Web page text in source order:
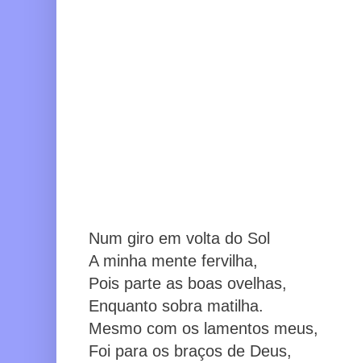
Num giro em volta do Sol
A minha mente fervilha,
Pois parte as boas ovelhas,
Enquanto sobra matilha.
Mesmo com os lamentos meus,
Foi para os braços de Deus,